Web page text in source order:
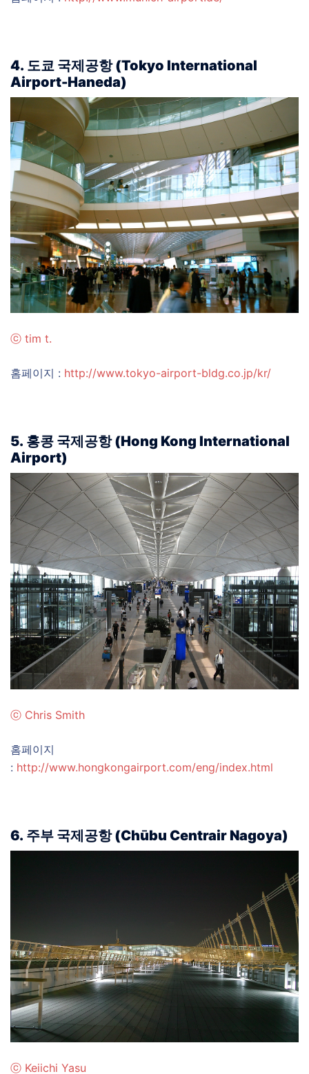
4. 도쿄 국제공항 (Tokyo International
Airport-Haneda)
ⓒ tim t.
홈페이지 : http://www.tokyo-airport-bldg.co.jp/kr/
5. 홍콩 국제공항 (Hong Kong International
Airport)
ⓒ Chris Smith
홈페이지
: http://www.hongkongairport.com/eng/index.html
6. 주부 국제공항 (Chūbu Centrair Nagoya)
ⓒ Keiichi Yasu